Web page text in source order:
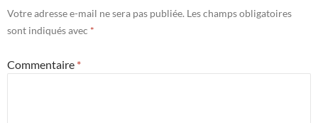
Votre adresse e-mail ne sera pas publiée. Les champs obligatoires
sont indiqués avec *
Commentaire *